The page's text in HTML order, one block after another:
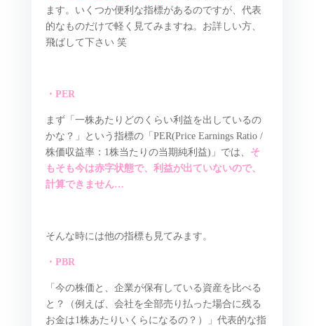
ます。いくつか便利な指標があるのですが、代表
的なものだけで軽く見てみますね。お詳しい方、
飛ばして下さい 笑
・PER
まず「一株あたりどのくらい利益を出しているの
かな？」という指標の「PER(Price Earnings Ratio /
株価収益率：1株当たりの当期純利益)」では、 そ
もそも今は赤字状態で、利益が出ていないので、
計算できません…
そんな時には他の指標も見てみます。
・PBR
「今の株価と、企業が保有している資産を比べる
と？（例えば、会社を全部売り払った場合に残る
お金は1株あたりいくらになるの？）」代表的な指